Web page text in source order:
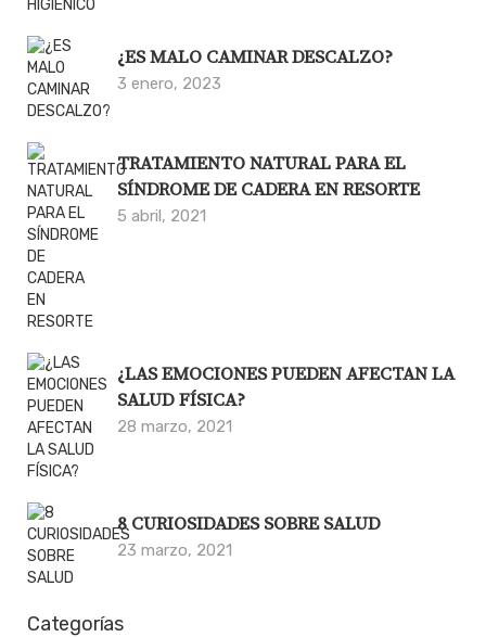
¿ES MALO CAMINAR DESCALZO?
3 enero, 2023
TRATAMIENTO NATURAL PARA EL
SÍNDROME DE CADERA EN RESORTE
5 abril, 2021
¿LAS EMOCIONES PUEDEN AFECTAN LA
SALUD FÍSICA?
28 marzo, 2021
8 CURIOSIDADES SOBRE SALUD
23 marzo, 2021
Categorías